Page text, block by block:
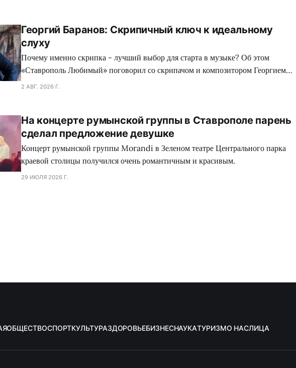
Георгий Баранов: Скрипичный ключ к идеальному
слуху
Почему именно скрипка - лучший выбор для старта в музыке? Об этом
«Ставрополь Любимый» поговорил со скрипачом и композитором Георгием
Барановым.
2 АВГ. 2026 Г.
На концерте румынской группы в Ставрополе парень
сделал предложение девушке
Концерт румынской группы Morandi в Зеленом театре Центрального парка
краевой столицы получился очень романтичным и красивым.
29 ИЮЛЯ 2026 Г.
ОБЩЕСТВОСПОРТКУЛЬТУРАЗДОРОВЬЕБИЗНЕСНАУКАТУРИЗМО НАСЛИЦА